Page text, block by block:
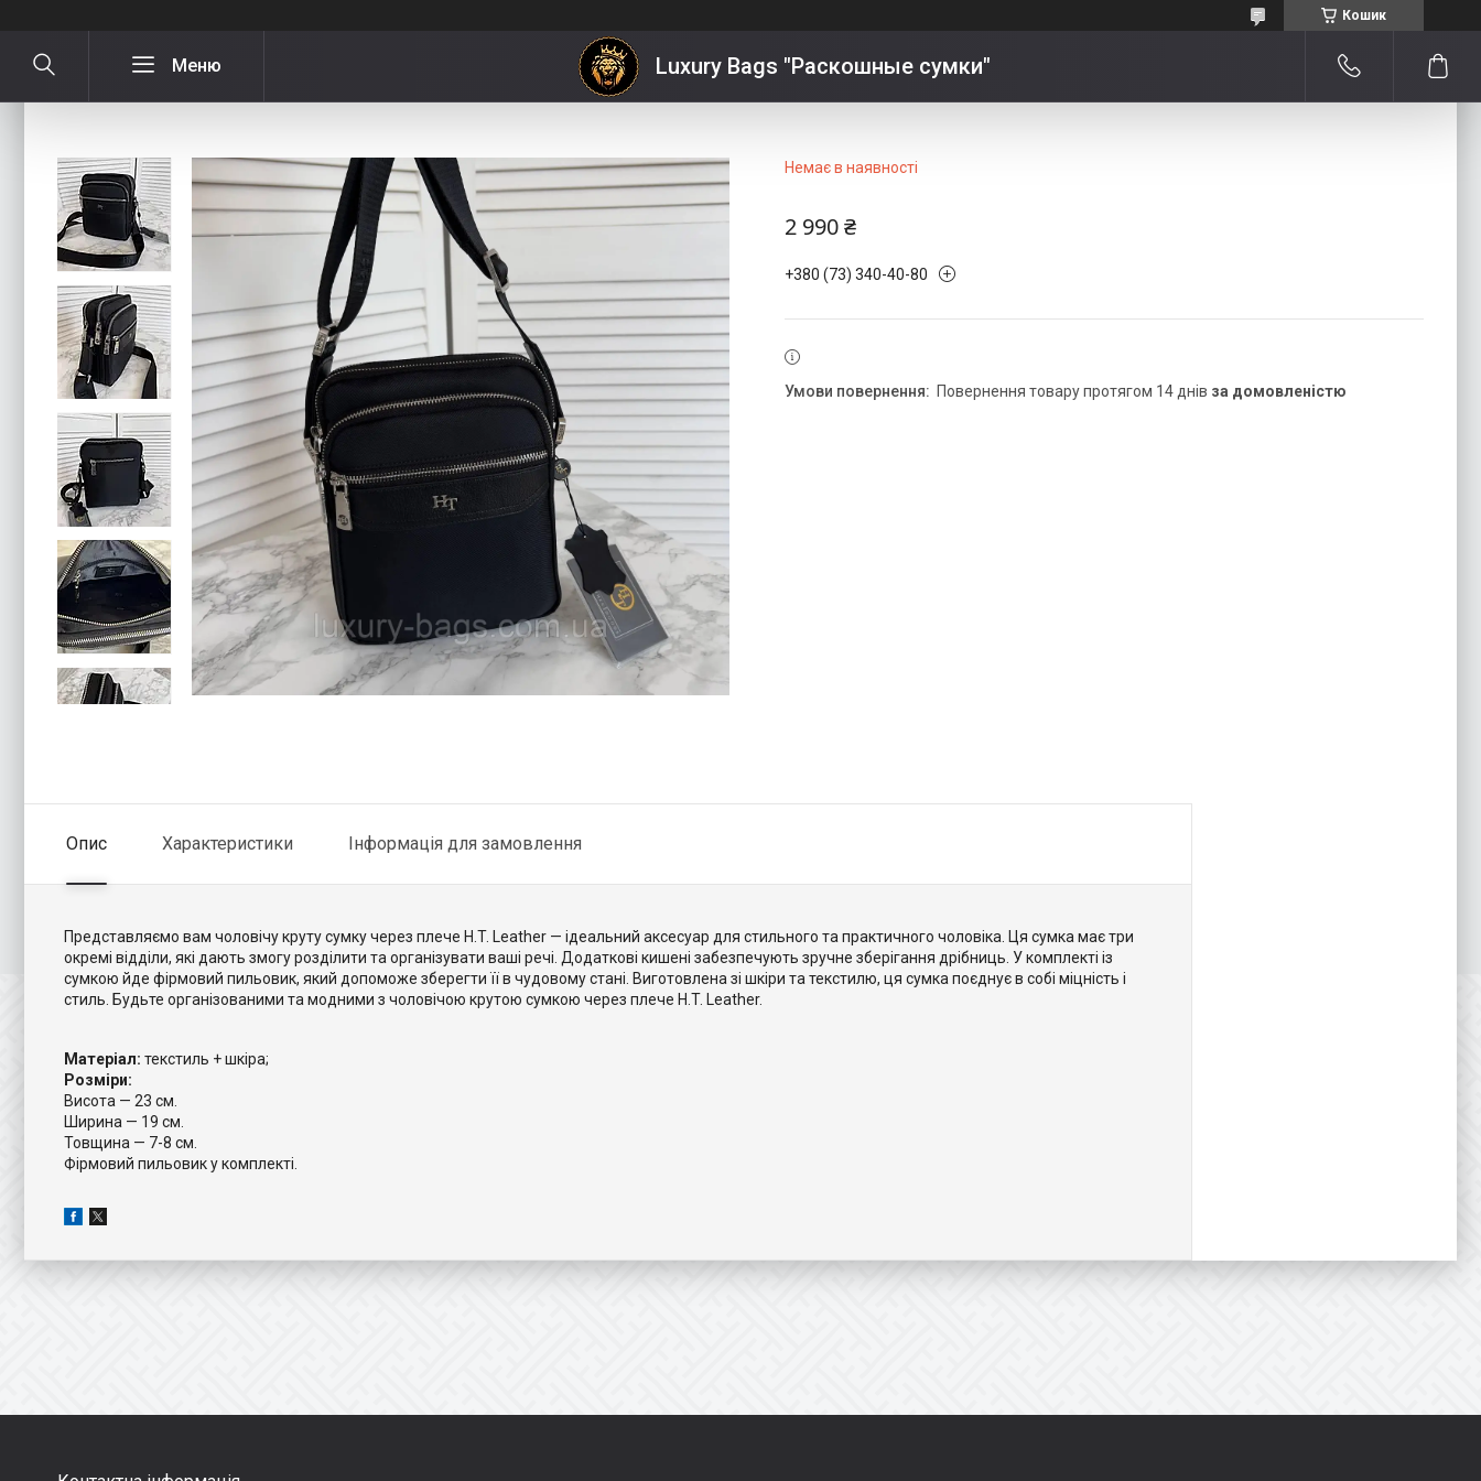
Кошик
Luxury Bags "Раскошные сумки"
Чоловіча якісна, супер містка сумка через плече H.T Leather
Немає в наявності
2 990 ₴
+380 (73) 340-40-80
повернення товару протягом 14 днів за домовленістю
Опис Характеристики Інформація для замовлення
Представляємо вам чоловічу круту сумку через плече H.T. Leather — ідеальний аксесуар для стильного та практичного чоловіка. Ця сумка має три
окремі відділи, які дають змогу розділити та організувати ваші речі. Додаткові кишені забезпечують зручне зберігання дрібниць. У комплекті із
сумкою йде фірмовий пильовик, який допоможе зберегти її в чудовому стані. Виготовлена зі шкіри та текстилю, ця сумка поєднує в собі міцність і
стиль. Будьте організованими та модними з чоловічою крутою сумкою через плече H.T. Leather.
Матеріал: текстиль + шкіра;
Розміри:
Висота — 23 см.
Ширина — 19 см.
Товщина — 7-8 см.
Фірмовий пильовик у комплекті.